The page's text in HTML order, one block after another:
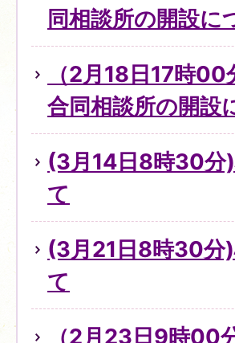
同相談所の開設に
（2月18日17時
合同相談所の開設
(3月14日8時30分
て
(3月21日8時30分
て
（2月23日9時00